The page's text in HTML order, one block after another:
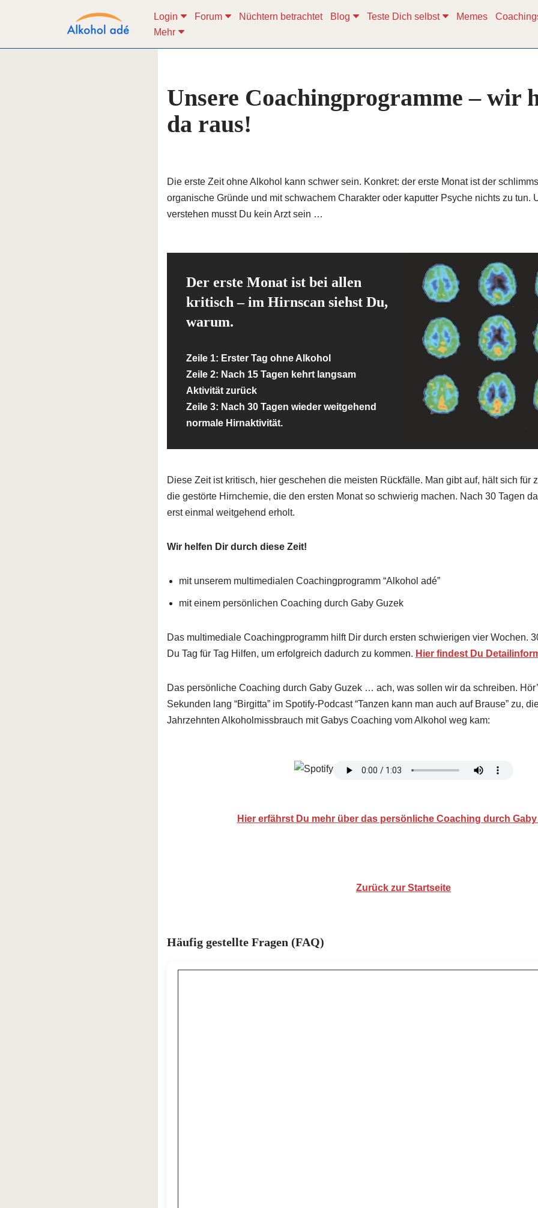
Inhalt
Login Forum Nüchtern betrachtet Blog Teste Dich selbst Memes
Mehr
Unsere Coachingprogramme – wir
da raus!
Die erste Zeit ohne Alkohol kann schwer sein. Konkret: der erste Monat ist der
organische Gründe und mit schwachem Charakter oder kaputter Psyche nichts zu tun.
verstehen musst Du kein Arzt sein …
Der erste Monat ist bei allen
kritisch – im Hirnscan siehst Du,
warum.
Zeile 1: Erster Tag ohne Alkohol
Zeile 2: Nach 15 Tagen kehrt langsam
Aktivität zurück
Zeile 3: Nach 30 Tagen wieder weitgehend
normale Hirnaktivität.
Diese Zeit ist kritisch, hier geschehen die meisten Rückfälle. Man gibt auf, hält sich für
die gestörte Hirnchemie, die den ersten Monat so schwierig machen. Nach 30 Tagen
erst einmal weitgehend erholt.
Wir helfen Dir durch diese Zeit!
mit unserem multimedialen Coachingprogramm “Alkohol adé”
mit einem persönlichen Coaching durch Gaby Guzek
Das multimediale Coachingprogramm hilft Dir durch ersten schwierigen vier Wochen.
Du Tag für Tag Hilfen, um erfolgreich dadurch zu kommen. Hier findest Du
Das persönliche Coaching durch Gaby Guzek … ach, was sollen wir da schreiben.
Sekunden lang “Birgitta” im Spotify-Podcast “Tanzen kann man auch auf Brause” zu,
Jahrzehnten Alkoholmissbrauch mit Gabys Coaching vom Alkohol weg kam:
Hier erfährst Du mehr über das persönliche Coaching durch Gaby
Zurück zur Startseite
Häufig gestellte Fragen (FAQ)